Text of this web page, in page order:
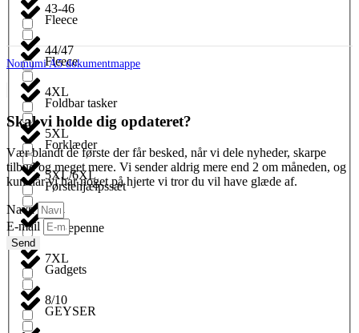
Fleece
Fleece
Foldbar tasker
Forklæder
Førstehjælpssæt
Fyldepenne
Gadgets
GEYSER
43-46
44/47
4XL
5XL
5XL/6XL
6XL
7XL
8/10
Nomumi A5 dokumentmappe
Skal vi holde dig opdateret?
Vær blandt de første der får besked, når vi dele nyheder, skarpe
tilbud og meget mere. Vi sender aldrig mere end 2 om måneden, og
kun når vi har noget på hjerte vi tror du vil have glæde af.
Navn
E-mail
Send